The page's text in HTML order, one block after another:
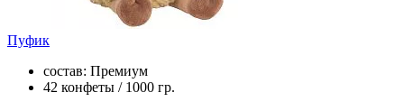
Пуфик
состав: Премиум
42 конфеты / 1000 гр.